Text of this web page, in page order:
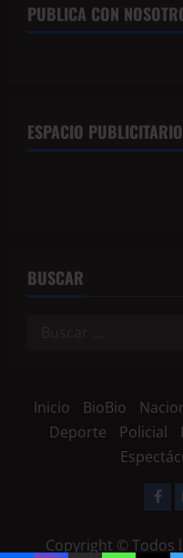
PUBLICA CON
ESPACIO PUBLICITARIO
BUSCAR
Inicio BioBio
Deporte
Policial
Copyright © Todos